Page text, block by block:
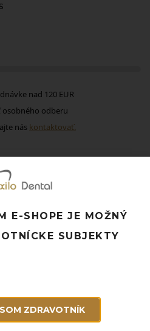
nad 120 EUR
osobného odberu
nás kontaktovať.
E-SHOPE JE MOŽNÝ
SUBJEKTY
ZDRAVOTNÍK